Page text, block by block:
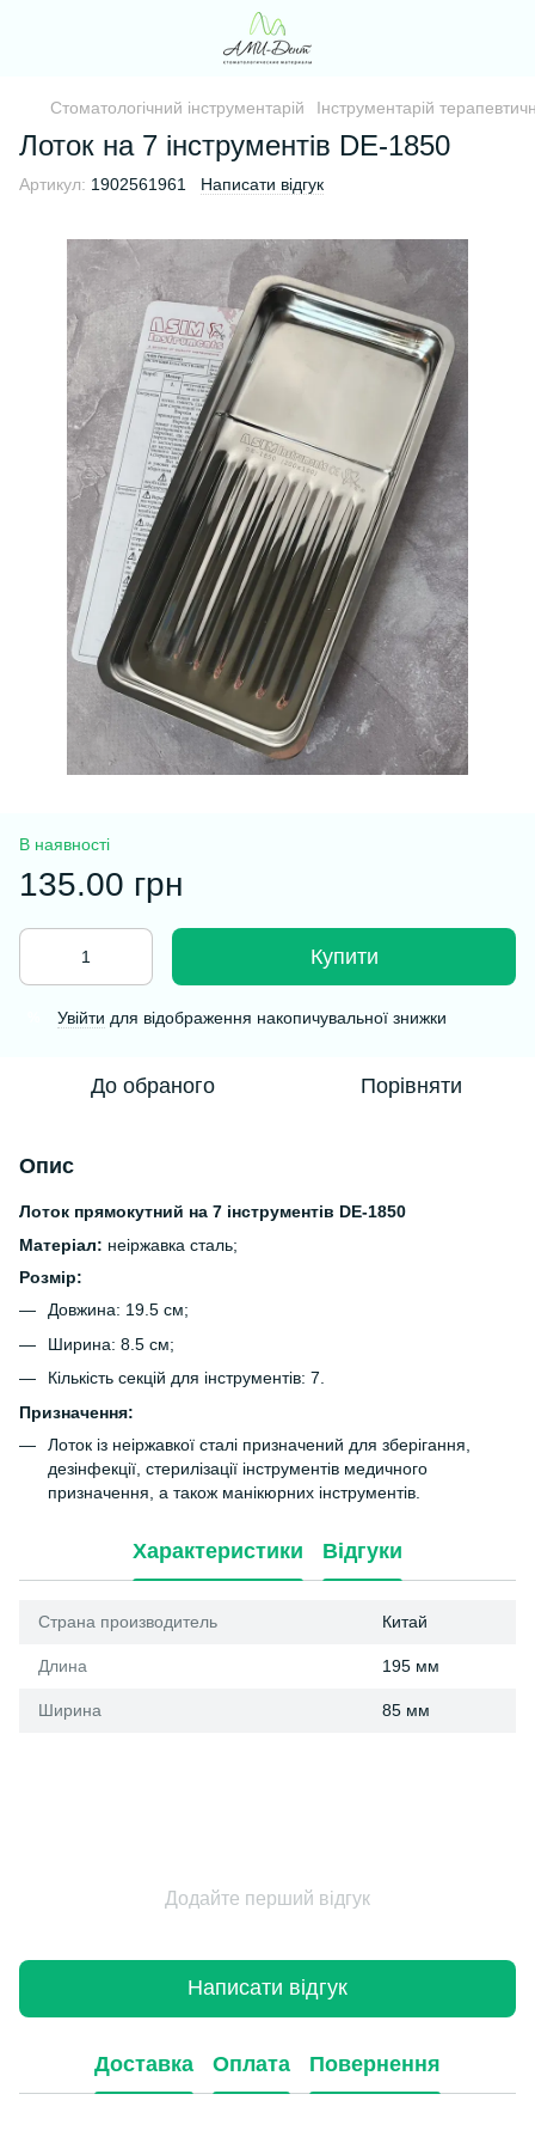
Стоматологічний інструментарій Інструментарій
Лоток на 7 інструментів DE-1850
Артикул: 1902561961 Написати відгук
В наявності
135.00 грн
Купити
Увійти для відображення накопичувальної знижки
До обраного Порівняти
Опис
Лоток прямокутний на 7 інструментів DE-1850
Матеріал: неіржавка сталь;
Розмір:
Довжина: 19.5 см;
Ширина: 8.5 см;
Кількість секцій для інструментів: 7.
Призначення:
Лоток із неіржавкої сталі призначений для зберігання,
дезінфекції, стерилізації інструментів медичного
призначення, а також манікюрних інструментів.
Характеристики Відгуки
Страна производитель Китай
Длина 195 мм
Ширина 85 мм
Додайте перший відгук
Написати відгук
Доставка Оплата Повернення